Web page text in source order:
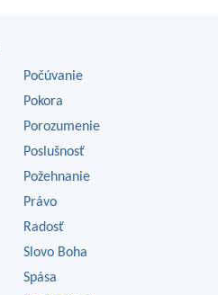
Počúvanie
Pokora
Porozumenie
Poslušnosť
Požehnanie
Právo
Radosť
Slovo Boha
Spása